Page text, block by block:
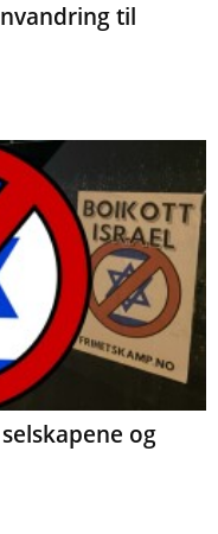
til
og